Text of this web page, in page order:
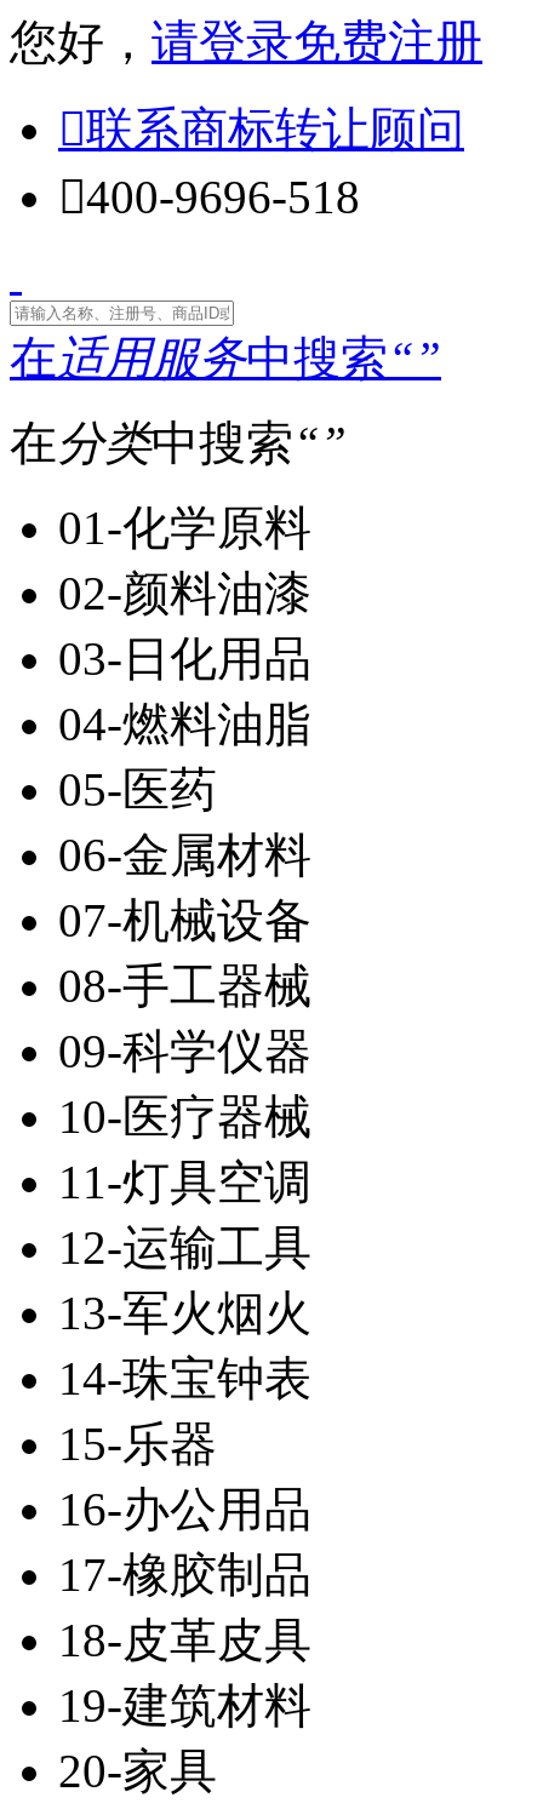
您好， 请登录免费注册
联系商标转让顾问
400-9696-518
在适用服务中搜索“”
在分类中搜索“”
01-化学原料
02-颜料油漆
03-日化用品
04-燃料油脂
05-医药
06-金属材料
07-机械设备
08-手工器械
09-科学仪器
10-医疗器械
11-灯具空调
12-运输工具
13-军火烟火
14-珠宝钟表
15-乐器
16-办公用品
17-橡胶制品
18-皮革皮具
19-建筑材料
20-家具